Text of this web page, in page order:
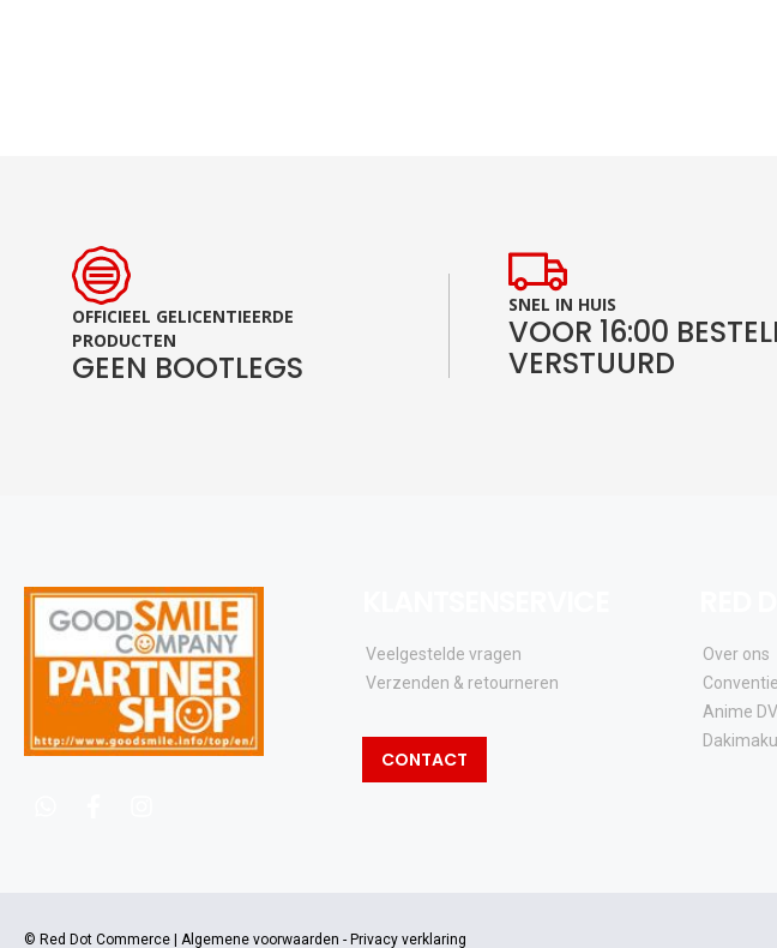
OFFICIEEL GELICENTIEERDE
PRODUCTEN
GEEN BOOTLEGS
SNEL IN HUIS
VOOR 16:00
VERSTUURD
Veelgestelde vragen
Verzenden & retourneren
CONTACT
Over ons
Anime
© Red Dot Commerce | Algemene voorwaarden - Privacy verklaring